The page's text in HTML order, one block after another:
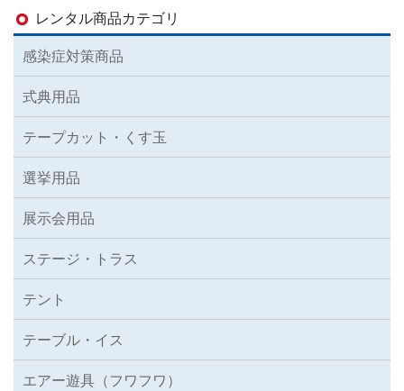
レンタル商品カテゴリ
感染症対策商品
式典用品
テープカット・くす玉
選挙用品
展示会用品
ステージ・トラス
テント
テーブル・イス
エアー遊具（フワフワ）